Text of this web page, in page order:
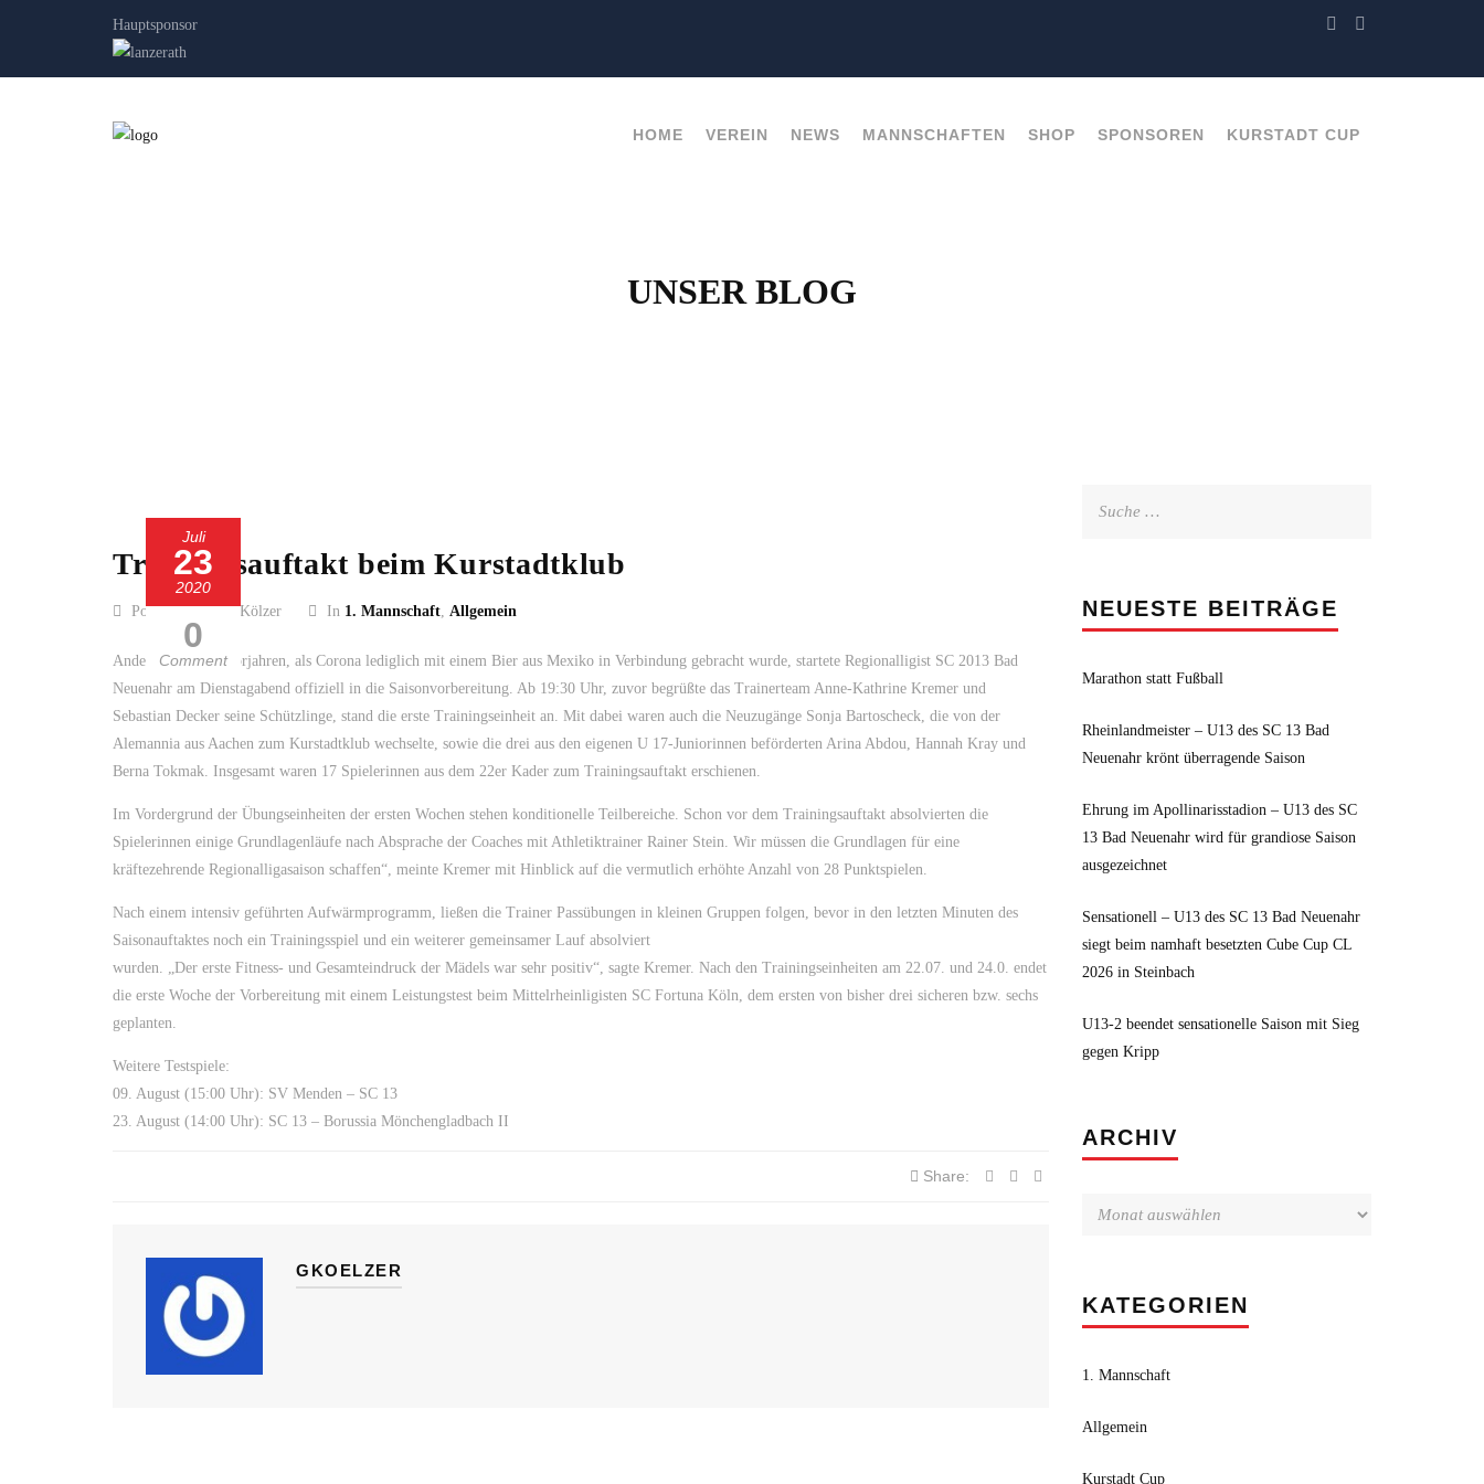
Hauptsponsor
HOME VEREIN NEWS MANNSCHAFTEN SHOP SPONSOREN KURSTADT CUP
UNSER BLOG
Juli
23
2020
0
Comment
Trainingsauftakt beim Kurstadtklub
Posted by Guido Kölzer In 1. Mannschaft, Allgemein
Anders als in den Vorjahren, als Corona lediglich mit einem Bier aus Mexiko in Verbindung gebracht wurde, startete Regionalligist SC 2013 Bad
Neuenahr am Dienstagabend offiziell in die Saisonvorbereitung. Ab 19:30 Uhr, zuvor begrüßte das Trainerteam Anne-Kathrine Kremer und
Sebastian Decker seine Schützlinge, stand die erste Trainingseinheit an. Mit dabei waren auch die Neuzugänge Sonja Bartoscheck, die von der
Alemannia aus Aachen zum Kurstadtklub wechselte, sowie die drei aus den eigenen U 17-Juniorinnen beförderten Arina Abdou, Hannah Kray und
Berna Tokmak. Insgesamt waren 17 Spielerinnen aus dem 22er Kader zum Trainingsauftakt erschienen.
Im Vordergrund der Übungseinheiten der ersten Wochen stehen konditionelle Teilbereiche. Schon vor dem Trainingsauftakt absolvierten die
Spielerinnen einige Grundlagenläufe nach Absprache der Coaches mit Athletiktrainer Rainer Stein. Wir müssen die Grundlagen für eine
kräftezehrende Regionalligasaison schaffen“, meinte Kremer mit Hinblick auf die vermutlich erhöhte Anzahl von 28 Punktspielen.
Nach einem intensiv geführten Aufwärmprogramm, ließen die Trainer Passübungen in kleinen Gruppen folgen, bevor in den letzten Minuten des
Saisonauftaktes noch ein Trainingsspiel und ein weiterer gemeinsamer Lauf absolviert
wurden. „Der erste Fitness- und Gesamteindruck der Mädels war sehr positiv“, sagte Kremer. Nach den Trainingseinheiten am 22.07. und 24.0. endet
die erste Woche der Vorbereitung mit einem Leistungstest beim Mittelrheinligisten SC Fortuna Köln, dem ersten von bisher drei sicheren bzw. sechs
geplanten.
Weitere Testspiele:
09. August (15:00 Uhr): SV Menden – SC 13
23. August (14:00 Uhr): SC 13 – Borussia Mönchengladbach II
Share:
GKOELZER
NEUESTE BEITRÄGE
Marathon statt Fußball
Rheinlandmeister – U13 des SC 13 Bad
Neuenahr krönt überragende Saison
Ehrung im Apollinarisstadion – U13 des SC
13 Bad Neuenahr wird für grandiose Saison
ausgezeichnet
Sensationell – U13 des SC 13 Bad Neuenahr
siegt beim namhaft besetzten Cube Cup CL
2026 in Steinbach
U13-2 beendet sensationelle Saison mit Sieg
gegen Kripp
ARCHIV
KATEGORIEN
1. Mannschaft
Allgemein
Kurstadt Cup